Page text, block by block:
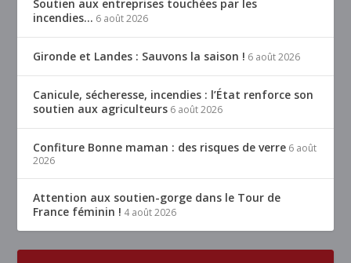
Soutien aux entreprises touchées par les
incendies… 6 août 2026
Gironde et Landes : Sauvons la saison ! 6 août 2026
Canicule, sécheresse, incendies : l’État renforce son
soutien aux agriculteurs 6 août 2026
Confiture Bonne maman : des risques de verre 6 août
2026
Attention aux soutien-gorge dans le Tour de
France féminin ! 4 août 2026